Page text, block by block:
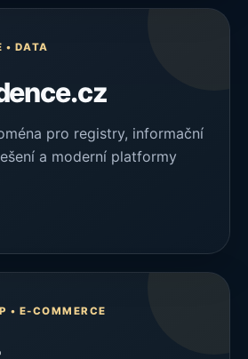
• DATA
pro registry, informační
a moderní platformy
• E-COMMERCE